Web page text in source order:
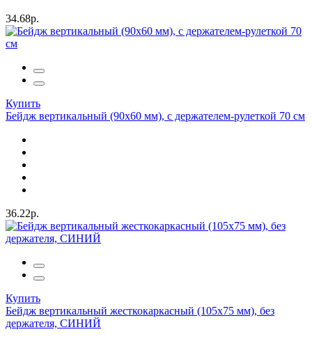
34.68р.
Купить
Бейдж вертикальный (90х60 мм), с держателем-рулеткой 70 см
36.22р.
Купить
Бейдж вертикальный жесткокаркасный (105х75 мм), без
держателя, СИНИЙ